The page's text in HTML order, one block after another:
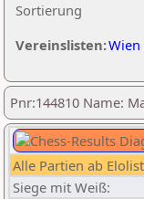
Sortierung
Vereinslisten:Wien
Pnr:144810 Name:
Alle Partien ab
Siege mit Weiß: